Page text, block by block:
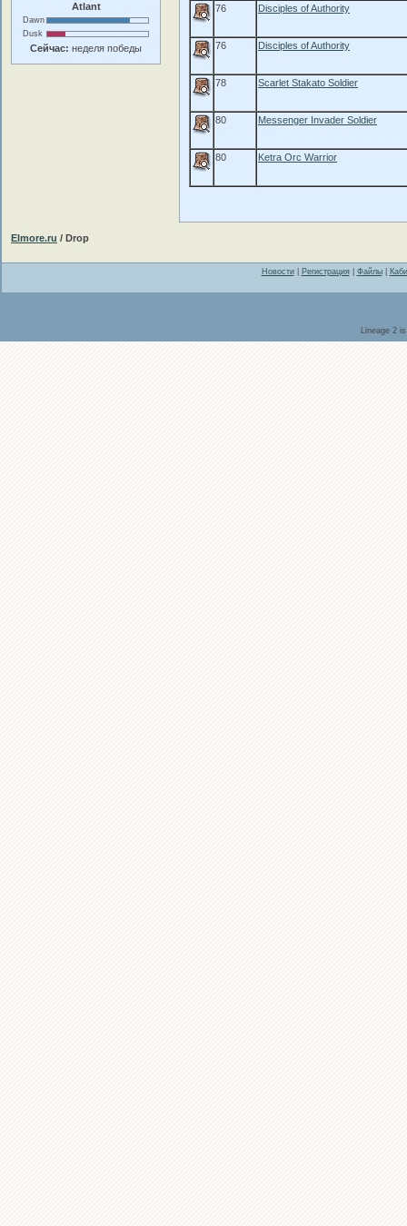
Atlant
Dawn
Dusk
Сейчас: неделя победы
76 Disciples of Authority
76 Disciples of Authority
78 Scarlet Stakato Soldier
80 Messenger Invader Soldier
80 Ketra Orc Warrior
Elmore.ru / Drop
Новости| Регистрация| Файлы|
Lineage 2